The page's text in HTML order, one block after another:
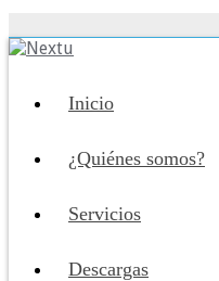
Inicio
¿Quiénes somos?
Servicios
Descargas